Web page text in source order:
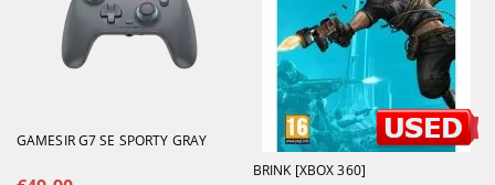
GAMESIR G7 SE SPORTY GRAY
BRINK [XBOX 360]